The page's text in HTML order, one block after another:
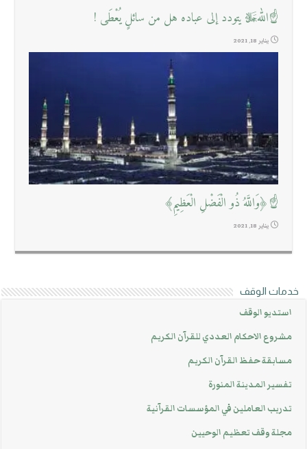
☝اللهﷻ يتودد إلى عباده هل من سائلٍ يُعْطَى !
يناير 18, 2021
☝﴿وَاللَّهُ ذُو الْفَضْلِ الْعَظِيمِ﴾
يناير 18, 2021
خدمات الوقف
استديو الوقف
مشروع الاحكام العددي للقرآن الكريم
مسابقة حفظ القرآن الكريم
تفسير المدينة المنورة
تدريب العاملين في المؤسسات القرآنية
مجلة وقف تعظيم الوحيين